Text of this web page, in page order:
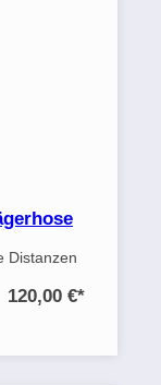
Distanzen
120,00 €*